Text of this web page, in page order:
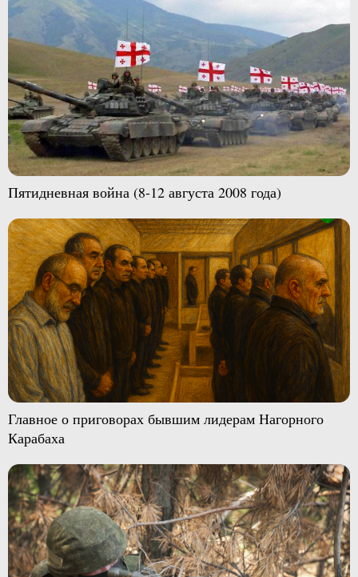
Пятидневная война (8-12 августа 2008 года)
Главное о приговорах бывшим лидерам Нагорного
Карабаха